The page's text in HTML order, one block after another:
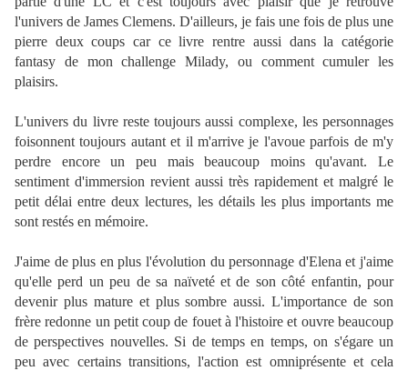
l'univers de James Clemens. D'ailleurs, je fais une fois de plus une
pierre deux coups car ce livre rentre aussi dans la catégorie
fantasy de mon challenge Milady, ou comment cumuler les
plaisirs.
L'univers du livre reste toujours aussi complexe, les personnages
foisonnent toujours autant et il m'arrive je l'avoue parfois de m'y
perdre encore un peu mais beaucoup moins qu'avant. Le
sentiment d'immersion revient aussi très rapidement et malgré le
petit délai entre deux lectures, les détails les plus importants me
sont restés en mémoire.
J'aime de plus en plus l'évolution du personnage d'Elena et j'aime
qu'elle perd un peu de sa naïveté et de son côté enfantin, pour
devenir plus mature et plus sombre aussi. L'importance de son
frère redonne un petit coup de fouet à l'histoire et ouvre beaucoup
de perspectives nouvelles. Si de temps en temps, on s'égare un
peu avec certains transitions, l'action est omniprésente et cela